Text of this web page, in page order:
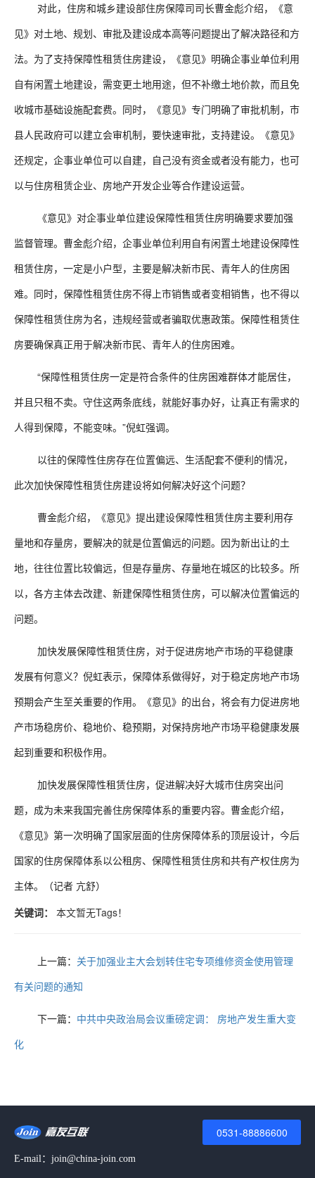
对此，住房和城乡建设部住房保障司司长曹金彪介绍，《意
见》对土地、规划、审批及建设成本高等问题提出了解决路径和方
法。为了支持保障性租赁住房建设，《意见》明确企事业单位利用
自有闲置土地建设，需变更土地用途，但不补缴土地价款，而且免
收城市基础设施配套费。同时，《意见》专门明确了审批机制，市
县人民政府可以建立会审机制，要快速审批，支持建设。《意见》
还规定，企事业单位可以自建，自己没有资金或者没有能力，也可
以与住房租赁企业、房地产开发企业等合作建设运营。
《意见》对企事业单位建设保障性租赁住房明确要求要加强
监督管理。曹金彪介绍，企事业单位利用自有闲置土地建设保障性
租赁住房，一定是小户型，主要是解决新市民、青年人的住房困
难。同时，保障性租赁住房不得上市销售或者变相销售，也不得以
保障性租赁住房为名，违规经营或者骗取优惠政策。保障性租赁住
房要确保真正用于解决新市民、青年人的住房困难。
“保障性租赁住房一定是符合条件的住房困难群体才能居住，
并且只租不卖。守住这两条底线，就能好事办好，让真正有需求的
人得到保障，不能变味。”倪虹强调。
以往的保障性住房存在位置偏远、生活配套不便利的情况，
此次加快保障性租赁住房建设将如何解决好这个问题？
曹金彪介绍，《意见》提出建设保障性租赁住房主要利用存
量地和存量房，要解决的就是位置偏远的问题。因为新出让的土
地，往往位置比较偏远，但是存量房、存量地在城区的比较多。所
以，各方主体去改建、新建保障性租赁住房，可以解决位置偏远的
问题。
加快发展保障性租赁住房，对于促进房地产市场的平稳健康
发展有何意义？倪虹表示，保障体系做得好，对于稳定房地产市场
预期会产生至关重要的作用。《意见》的出台，将会有力促进房地
产市场稳房价、稳地价、稳预期，对保持房地产市场平稳健康发展
起到重要和积极作用。
加快发展保障性租赁住房，促进解决好大城市住房突出问
题，成为未来我国完善住房保障体系的重要内容。曹金彪介绍，
《意见》第一次明确了国家层面的住房保障体系的顶层设计，今后
国家的住房保障体系以公租房、保障性租赁住房和共有产权住房为
主体。（记者 亢舒）
关键词：
本文暂无Tags！
上一篇： 关于加强业主大会划转住宅专项维修资金使用管理
有关问题的通知
下一篇： 中共中央政治局会议重磅定调： 房地产发生重大变
化
0531-88886600
E-mail：join@china-join.com